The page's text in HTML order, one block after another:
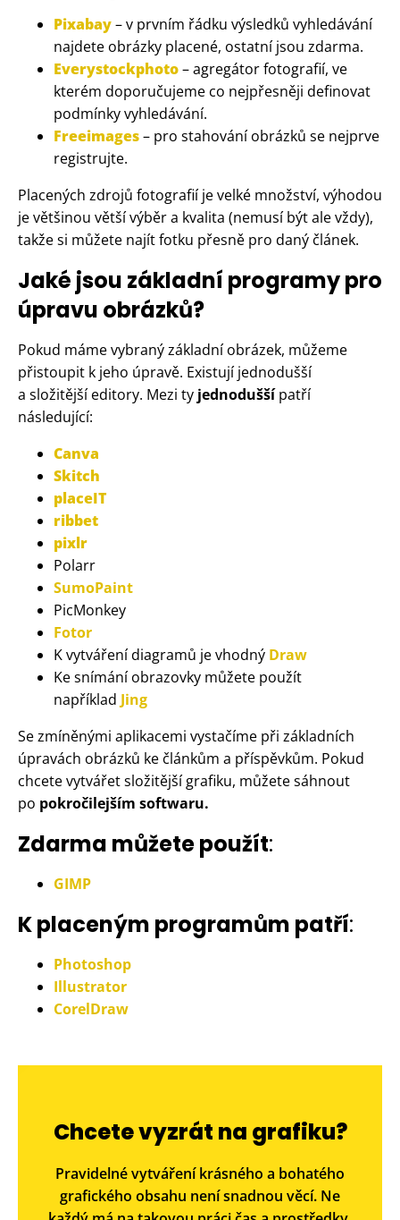
Pixabay– v prvním řádku výsledků vyhledávání
najdete obrázky placené, ostatní jsou zdarma.
Everystockphoto– agregátor fotografií, ve
kterém doporučujeme co nejpřesněji definovat
podmínky vyhledávání.
Freeimages– pro stahování obrázků se nejprve
registrujte.
Placených zdrojů fotografií je velké množství, výhodou
je většinou větší výběr a kvalita (nemusí být ale vždy),
takže si můžete najít fotku přesně pro daný článek.
Jaké jsou základní programy pro
úpravu obrázků?
Pokud máme vybraný základní obrázek, můžeme
přistoupit k jeho úpravě. Existují jednodušší
a složitější editory. Mezi ty jednoduššípatří
následující:
Canva
Skitch
placeIT
ribbet
pixlr
Polarr
SumoPaint
PicMonkey
Fotor
K vytváření diagramů je vhodný Draw
Ke snímání obrazovky můžete použít
například Jing
Se zmíněnými aplikacemi vystačíme při základních
úpravách obrázků ke článkům a příspěvkům. Pokud
chcete vytvářet složitější grafiku, můžete sáhnout
po pokročilejším softwaru.
Zdarma můžete použít:
GIMP
K placeným programům patří:
Photoshop
Illustrator
CorelDraw
Chcete vyzrát na grafiku?
Pravidelné vytváření krásného a bohatého
grafického obsahu není snadnou věcí. Ne